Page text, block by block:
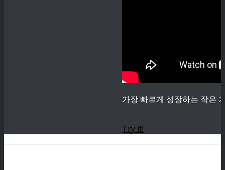
가장 빠르게 성장하는 작은
Try it!